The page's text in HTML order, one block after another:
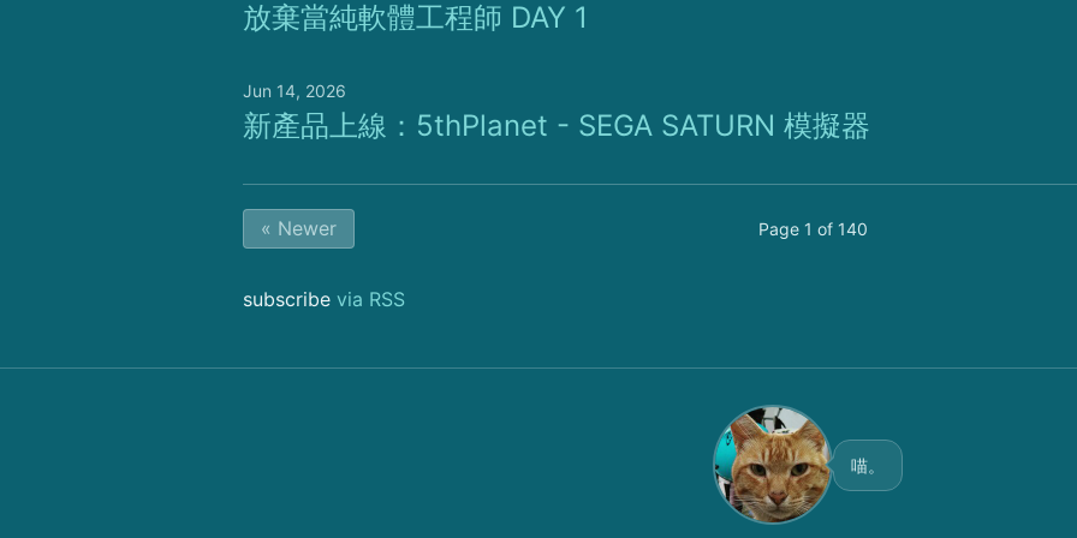
放棄當純軟體工程師 DAY 1
Jun 14, 2026
新產品上線：5thPlanet - SEGA SATURN 模擬器
« Newer Page 1 of 140
subscribe via RSS
喵。